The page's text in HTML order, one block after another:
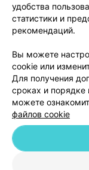
удобства
статистики и
рекомендаций.
Вы можете
cookie или
Для получения
сроках и порядке
можете
файлов cookie